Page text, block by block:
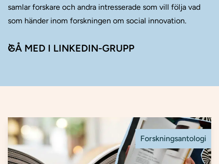
samlar forskare och andra intresserade som vill följa vad
som händer inom forskningen om social innovation.
GÅ MED I LINKEDIN-GRUPP
Forskningsantologi